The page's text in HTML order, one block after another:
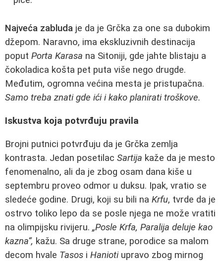
Najveća zabluda je da je Grčka za one sa dubokim
džepom. Naravno, ima ekskluzivnih destinacija
poput Porta Karasa na Sitoniji, gde jahte blistaju a
čokoladica košta pet puta više nego drugde.
Međutim, ogromna većina mesta je pristupačna.
Samo treba znati gde ići i kako planirati troškove.
Iskustva koja potvrđuju pravila
Brojni putnici potvrđuju da je Grčka zemlja
kontrasta. Jedan posetilac Sartija kaže da je mesto
fenomenalno, ali da je zbog osam dana kiše u
septembru proveo odmor u duksu. Ipak, vratio se
sledeće godine. Drugi, koji su bili na Krfu, tvrde da je
ostrvo toliko lepo da se posle njega ne može vratiti
na olimpijsku rivijeru. „Posle Krfa, Paralija deluje kao
kazna“, kažu. Sa druge strane, porodice sa malom
decom hvale Tasos i Haniotiupravo zbog mirnog